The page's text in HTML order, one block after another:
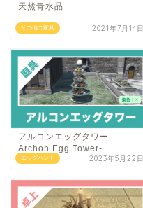
その他の家具
天然青水晶
2021年7月14日
エッグハント
アルコンエッグタワー -
Archon Egg Tower-
2023年5月22日